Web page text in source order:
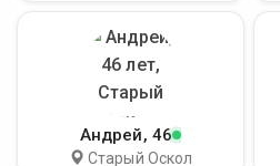
Андрей, 46
Старый Оскол